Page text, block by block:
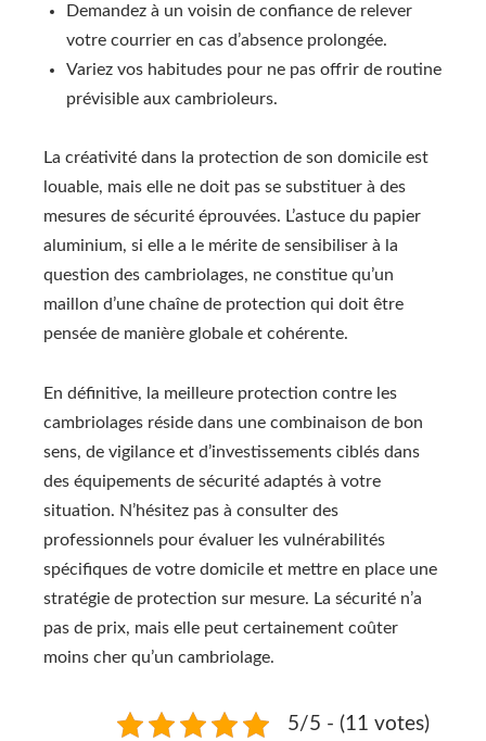
Demandez à un voisin de confiance de relever
votre courrier en cas d’absence prolongée.
Variez vos habitudes pour ne pas offrir de routine
prévisible aux cambrioleurs.
La créativité dans la protection de son domicile est
louable, mais elle ne doit pas se substituer à des
mesures de sécurité éprouvées. L’astuce du papier
aluminium, si elle a le mérite de sensibiliser à la
question des cambriolages, ne constitue qu’un
maillon d’une chaîne de protection qui doit être
pensée de manière globale et cohérente.
En définitive, la meilleure protection contre les
cambriolages réside dans une combinaison de bon
sens, de vigilance et d’investissements ciblés dans
des équipements de sécurité adaptés à votre
situation. N’hésitez pas à consulter des
professionnels pour évaluer les vulnérabilités
spécifiques de votre domicile et mettre en place une
stratégie de protection sur mesure. La sécurité n’a
pas de prix, mais elle peut certainement coûter
moins cher qu’un cambriolage.
5/5 - (11 votes)